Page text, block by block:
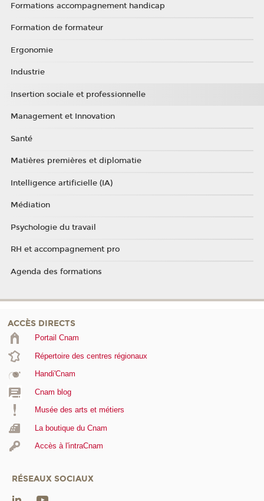
Formations accompagnement handicap
Formation de formateur
Ergonomie
Industrie
Insertion sociale et professionnelle
Management et Innovation
Santé
Matières premières et diplomatie
Intelligence artificielle (IA)
Médiation
Psychologie du travail
RH et accompagnement pro
Agenda des formations
ACCÈS DIRECTS
Portail Cnam
Répertoire des centres régionaux
Handi'Cnam
Cnam blog
Musée des arts et métiers
La boutique du Cnam
Accès à l'intraCnam
RÉSEAUX SOCIAUX